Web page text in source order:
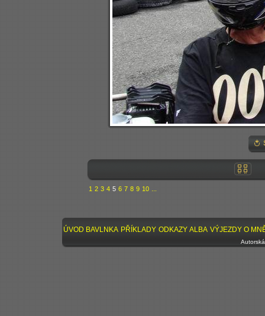
1 2 3 4 5 6 7 8 9 10
ÚVOD BAVLNKA PŘÍKLADY ODKAZY ALBA VÝJEZDY O